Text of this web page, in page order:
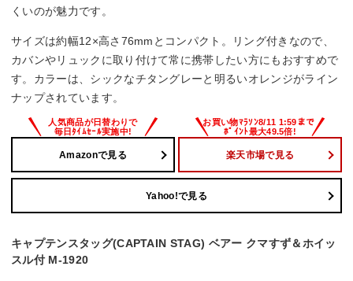
くいのが魅力です。
サイズは約幅12×高さ76mmとコンパクト。リング付きなので、
カバンやリュックに取り付けて常に携帯したい方にもおすすめで
す。カラーは、シックなチタングレーと明るいオレンジがライン
ナップされています。
Amazonで見る 楽天市場で見る
Yahoo!で見る
キャプテンスタッグ(CAPTAIN STAG) ベアー クマすず＆ホイッ
スル付 M-1920